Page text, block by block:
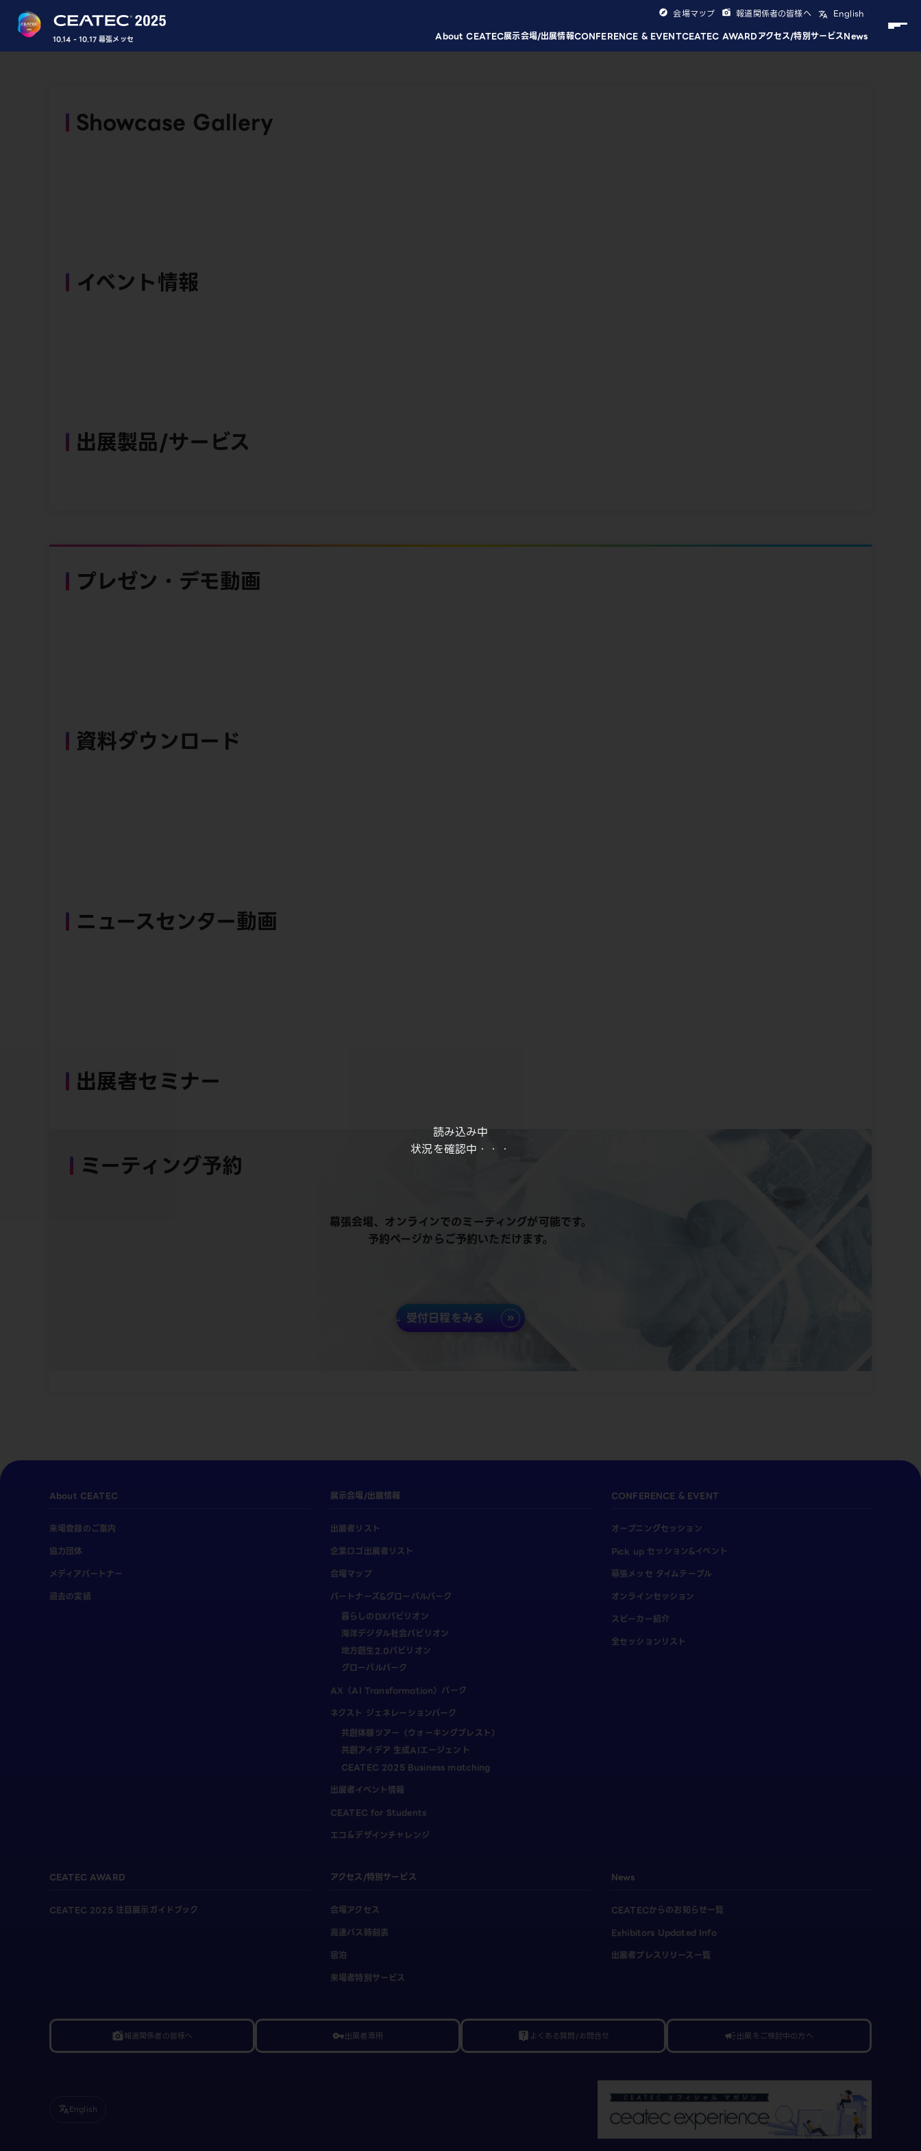
読み込み中
状況を確認中・・・
10.14 - 10.17 幕張メッセ About CEATEC展示会場/出展情報CONFERENCE & EVENTCEATEC AWARDアクセス/特別サービスNews
会場マップ 報道関係者の皆様へ English
Showcase Gallery
イベント情報
出展製品/サービス
プレゼン・デモ動画
資料ダウンロード
ニュースセンター動画
出展者セミナー
ミーティング予約
幕張会場、オンラインでのミーティングが可能です。
予約ページからご予約いただけます。
受付日程をみる
About CEATEC
来場登録のご案内
協力団体
メディアパートナー
過去の実績
展示会場/出展情報
出展者リスト
企業ロゴ出展者リスト
会場マップ
パートナーズ&グローバルパーク
暮らしのDXパビリオン
海洋デジタル社会パビリオン
地方創生2.0パビリオン
グローバルパーク
AX（AI Transformation）パーク
ネクスト ジェネレーションパーク
共創体験ツアー（ウォーキングブレスト）
共創アイデア 生成AIエージェント
CEATEC 2025 Business matching
出展者イベント情報
CEATEC for Students
エコ＆デザインチャレンジ
CONFERENCE & EVENT
オープニングセッション
Pick up セッション&イベント
幕張メッセ タイムテーブル
オンラインセッション
スピーカー紹介
全セッションリスト
CEATEC AWARD
CEATEC 2025 注目展示ガイドブック
アクセス/特別サービス
会場アクセス
高速バス時刻表
宿泊
来場者特別サービス
News
CEATECからのお知らせ一覧
Exhibitors Updated Info
出展者プレスリリース一覧
linked_camera報道関係者の皆様へ vpn_key出展者専用 live_help よくある質問/お問合せ campaign出展をご検討中の方へ
translateEnglish